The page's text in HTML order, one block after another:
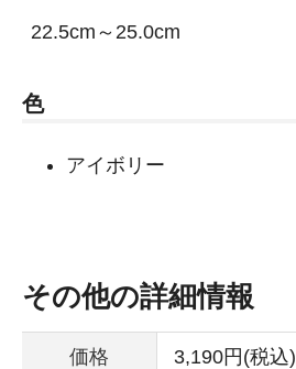
22.5cm～25.0cm
色
アイボリー
その他の詳細情報
価格 3,190円(税込)